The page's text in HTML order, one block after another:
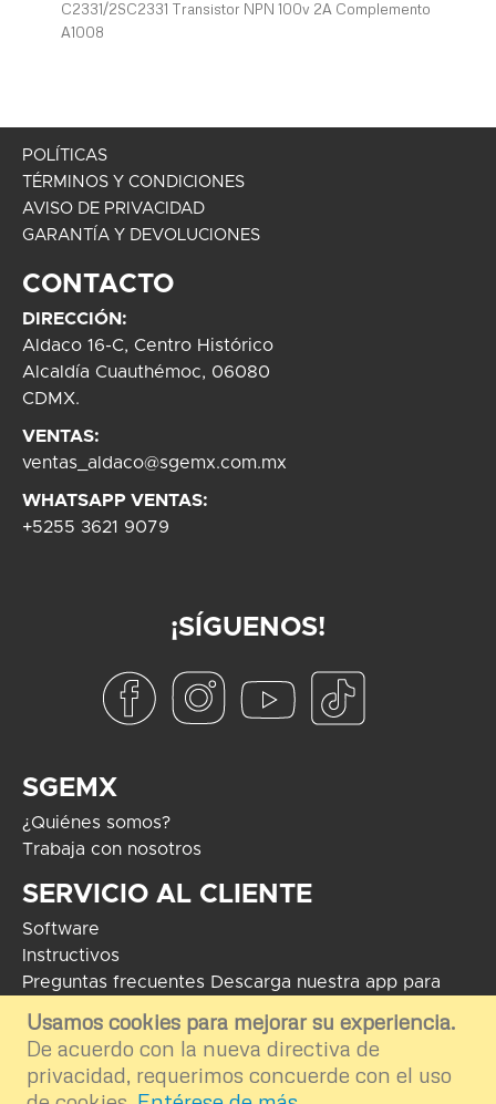
Usamos cookies para mejorar su experiencia.
De acuerdo con la nueva directiva de
privacidad, requerimos concuerde con el uso
C2331/2SC2331 Transistor NPN 100v 2A Complemento
A1008
POLÍTICAS
TÉRMINOS Y CONDICIONES
AVISO DE PRIVACIDAD
GARANTÍA Y DEVOLUCIONES
CONTACTO
DIRECCIÓN:
Aldaco 16-C, Centro Histórico
Alcaldía Cuauthémoc, 06080
CDMX.
VENTAS:
ventas_aldaco@sgemx.com.mx
WHATSAPP VENTAS:
+5255 3621 9079
¡SÍGUENOS!
SGEMX
¿Quiénes somos?
Trabaja con nosotros
SERVICIO AL CLIENTE
Software
Instructivos
Preguntas frecuentes Descarga nuestra app para
Android
COPYRIGHT 2024 - Soluciones Globales en Electrónica. El uso de
marcas mostradas tiene como fin informar e ilustrar el contenido de la
plataforma por ende nos deslindamos del uso externo e inapropiado.